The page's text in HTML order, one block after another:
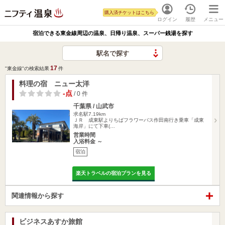
ログイン
購入済チケットはこちら
履歴 メニュー
宿泊できる東金線周辺の温泉、日帰り温泉、スーパー銭湯を探す
駅名で探す
"東金線"の検索結果17件
料理の宿 ニュー太洋
-点 / 0 件
千葉県 / 山武市
求名駅7.19km
ＪＲ 成東駅よりちばフラワーバス作田南行き乗車「成東
海岸」にて下車(…
営業時間
入浴料金 ～
宿泊
楽天トラベルの宿泊プランを見る
関連情報から探す
ビジネスあすか旅館